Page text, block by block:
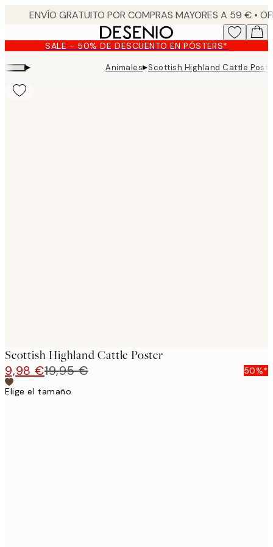
content.SALE - 50% DE DESCUENTO EN PÓSTERS*
▸ Animales▸Scottish Highland Cattle
Scottish Highland Cattle Poster
9,98 €19,95 €
50%*
Elige el tamaño